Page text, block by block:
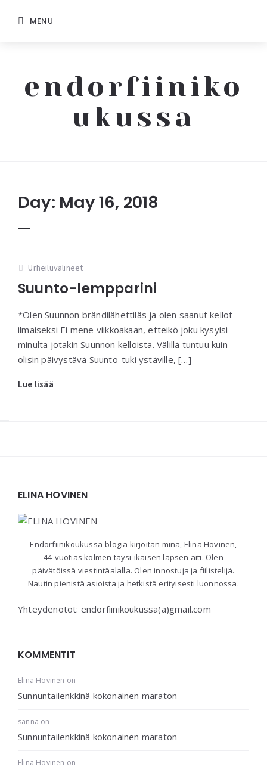
MENU
endorfiiniko
ukussa
Day: May 16, 2018
Urheiluvälineet
Suunto-lempparini
*Olen Suunnon brändilähettiläs ja olen saanut kellot
ilmaiseksi Ei mene viikkoakaan, etteikö joku kysyisi
minulta jotakin Suunnon kelloista. Välillä tuntuu kuin
olisin päivystävä Suunto-tuki ystäville, […]
Lue lisää
ELINA HOVINEN
Endorfiinikoukussa-blogia kirjoitan minä, Elina Hovinen,
44-vuotias kolmen täysi-ikäisen lapsen äiti. Olen
päivätöissä viestintäalalla. Olen innostuja ja fiilistelijä.
Nautin pienistä asioista ja hetkistä erityisesti luonnossa.
Yhteydenotot: endorfiinikoukussa(a)gmail.com
KOMMENTIT
Elina Hovinen on
Sunnuntailenkkinä kokonainen maraton
sanna on
Sunnuntailenkkinä kokonainen maraton
Elina Hovinen on